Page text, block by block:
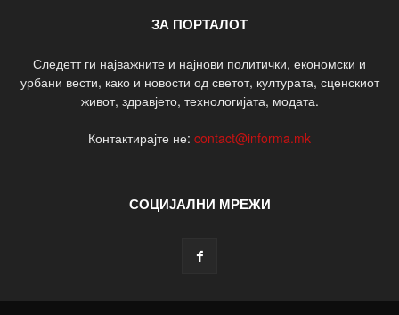
ЗА ПОРТАЛОТ
Следетт ги најважните и најнови политички, економски и
урбани вести, како и новости од светот, културата, сценскиот
живот, здравјето, технологијата, модата.
Контактирајте не: contact@informa.mk
СОЦИЈАЛНИ МРЕЖИ